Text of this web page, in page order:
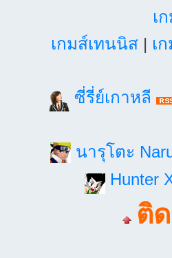
เ
เกมส์เทนนิส| เ
ซี่รี่ย์เกาหลี
นารุโตะ
Hunter
ติ